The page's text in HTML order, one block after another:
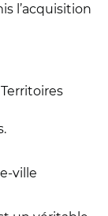
l’acquisition
ville